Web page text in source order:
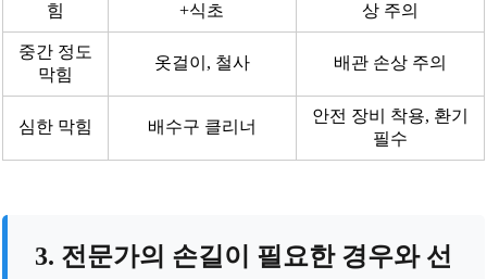
힘
+식초
상 주의
중간 정도
막힘
옷걸이, 철사 배관 손상 주의
심한 막힘 배수구 클리너
안전 장비 착용, 환기
필수
3. 전문가의 손길이 필요한 경우와 선